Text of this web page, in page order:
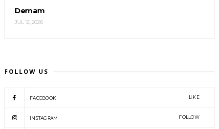
Demam
JUL 12, 2026
FOLLOW US
FACEBOOK LIKE
INSTAGRAM FOLLOW